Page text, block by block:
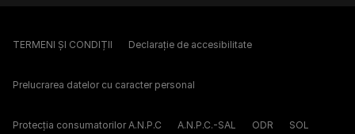
TERMENI ȘI CONDIȚII Declarație de accesibilitate
Prelucrarea datelor cu caracter personal
Protecția consumatorilor A.N.P.C A.N.P.C.-SAL ODR SOL